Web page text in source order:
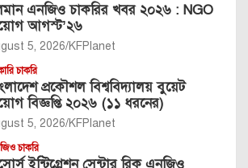
এনজিও চাকরির খবর ২০২৬ : NGO
আগস্ট’২৬
5, 2026 KFPlanet
চাকরি
প্রকৌশল বিশ্ববিদ্যালয় বুয়েট
বিজ্ঞপ্তি ২০২৬ (১১ ধরনের)
5, 2026 KFPlanet
চাকরি
ইন্টিগ্রেশন সেন্টার রিক এনজিও